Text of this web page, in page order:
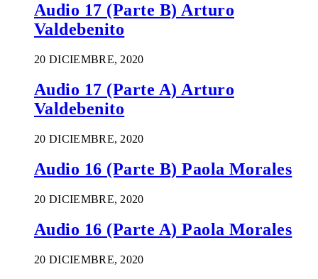
Audio 17 (Parte B) Arturo
Valdebenito
20 DICIEMBRE, 2020
Audio 17 (Parte A) Arturo
Valdebenito
20 DICIEMBRE, 2020
Audio 16 (Parte B) Paola Morales
20 DICIEMBRE, 2020
Audio 16 (Parte A) Paola Morales
20 DICIEMBRE, 2020